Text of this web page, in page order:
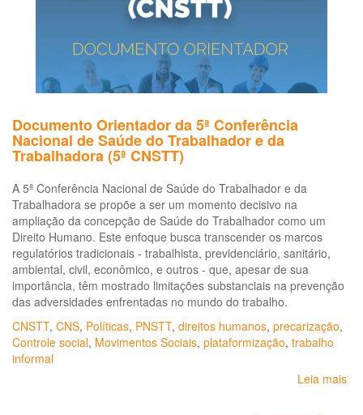
Documento Orientador da 5ª Conferência
Nacional de Saúde do Trabalhador e da
Trabalhadora (5ª CNSTT)
A 5ª Conferência Nacional de Saúde do Trabalhador e da
Trabalhadora se propõe a ser um momento decisivo na
ampliação da concepção de Saúde do Trabalhador como um
Direito Humano. Este enfoque busca transcender os marcos
regulatórios tradicionais - trabalhista, previdenciário, sanitário,
ambiental, civil, econômico, e outros - que, apesar de sua
importância, têm mostrado limitações substanciais na prevenção
das adversidades enfrentadas no mundo do trabalho.
CNSTT, CNS, Políticas, PNSTT, direitos humanos, precarização,
Controle social, Movimentos Sociais, plataformização, trabalho
informal
Leia mais